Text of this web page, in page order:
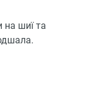
на шиї та